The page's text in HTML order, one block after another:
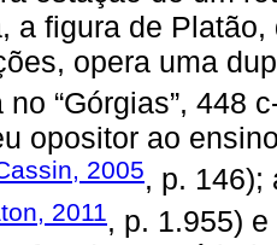
a figura de
opera uma
“Górgias”, 448
opositor ao
2005, p. 146);
2011, p. 1.955) e